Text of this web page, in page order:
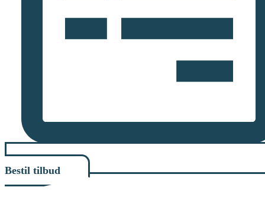
Bestil tilbud